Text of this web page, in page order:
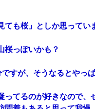
ても桜」としか思ってい
桜っぽいかも？
すが、そうなるとやっ
ってるのが好きなので